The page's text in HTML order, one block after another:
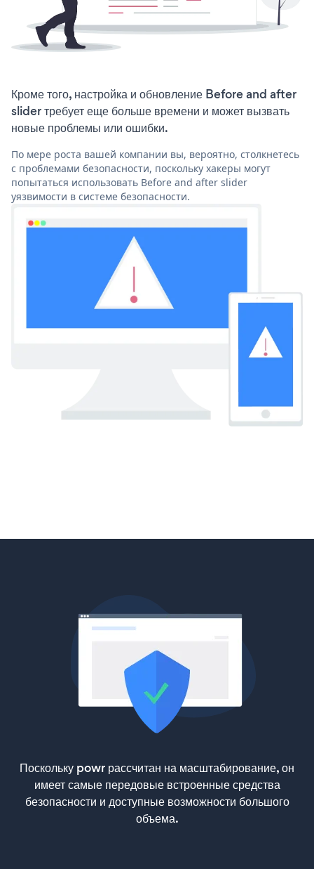
Кроме того, настройка и обновление Before and after
slider требует еще больше времени и может вызвать
новые проблемы или ошибки.
По мере роста вашей компании вы, вероятно, столкнетесь
с проблемами безопасности, поскольку хакеры могут
попытаться использовать Before and after slider
уязвимости в системе безопасности.
Поскольку powr рассчитан на масштабирование, он
имеет самые передовые встроенные средства
безопасности и доступные возможности большого
объема.